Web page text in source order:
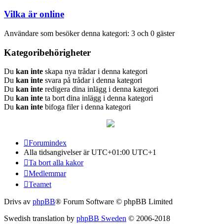
Vilka är online
Användare som besöker denna kategori: 3 och 0 gäster
Kategoribehörigheter
Du kan inte skapa nya trådar i denna kategori
Du kan inte svara på trådar i denna kategori
Du kan inte redigera dina inlägg i denna kategori
Du kan inte ta bort dina inlägg i denna kategori
Du kan inte bifoga filer i denna kategori
Forumindex
Alla tidsangivelser är UTC+01:00 UTC+1
Ta bort alla kakor
Medlemmar
Teamet
Drivs av phpBB® Forum Software © phpBB Limited
Swedish translation by phpBB Sweden © 2006-2018